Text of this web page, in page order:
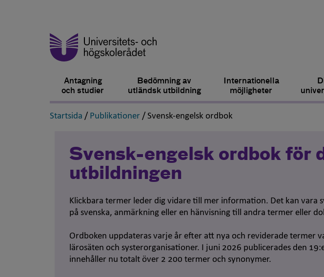
Antagning
och studier
Bedömning av
utländsk utbildning
Internationella
möjligheter
Startsida ,
/ Publikationer ,
/ Svensk-engelsk ordbok
Svensk-engelsk ordbok för
utbildningen
Klickbara termer leder dig vidare till mer information. Det kan vara
på svenska, anmärkning eller en hänvisning till andra termer eller
Ordboken uppdateras varje år efter att nya och reviderade termer
lärosäten och systerorganisationer. I juni 2026 publicerades den
innehåller nu totalt över 2 200 termer och synonymer.